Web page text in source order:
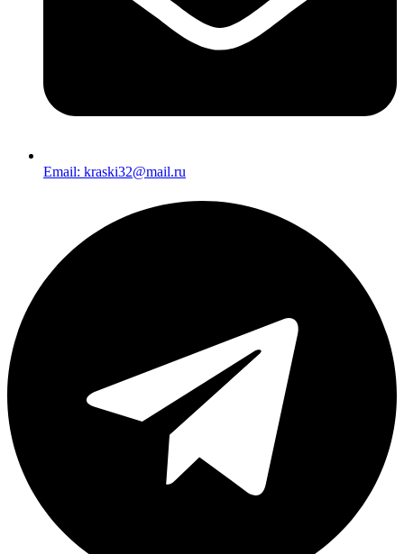
Email: kraski32@mail.ru